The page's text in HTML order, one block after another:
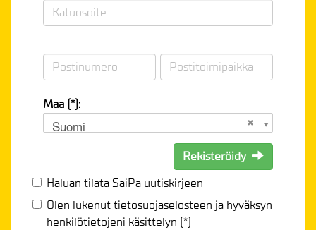
Maa (*):
Suomi
Rekisteröidy
Haluan tilata SaiPa uutiskirjeen
Olen lukenuttietosuojaselosteen ja hyväksyn
henkilötietojeni käsittelyn (*)